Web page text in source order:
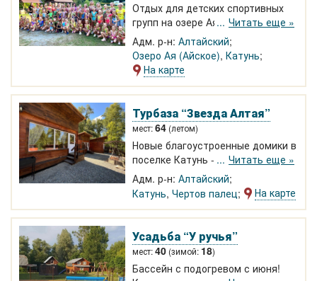
Отдых для детских спортивных
групп на озере Ая - до 250 чел.
Есть все разрешения. Крытые
залы для йоги и единоборств,
кафе на 100 чел. Спортплощадки,
воркаут. Размещение в кедровых
домиках и благоустроенных
номерах. Комплексное питание
входит в стоимость.
Читать еще »
Адм. р-н: Алтайский
Озеро Ая (Айское), Катунь
На карте
Турбаза “Звезда Алтая”
мест:64 (летом)
Новые благоустроенные домики в
поселке Катунь - на 2-4 человека
и на большую компанию. Баня с
чаном!
Читать еще »
Адм. р-н: Алтайский
Катунь, Чертов палец На карте
Усадьба “У ручья”
мест:40 (зимой: 18)
Бассейн с подогревом с июня!